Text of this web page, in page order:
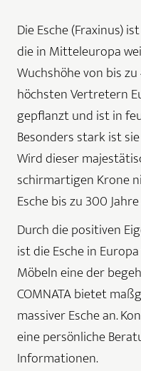
Die Esche (Fraxinus)
die in Mitteleuropa
Wuchshöhe von bis
höchsten Vertretern
gepflanzt und ist in
Besonders stark ist
Wird dieser
schirmartigen Krone
Esche bis zu 300
Durch die positiven
ist die Esche in
Möbeln eine der
COMNATA bietet
massiver Esche an.
eine persönliche
Informationen.